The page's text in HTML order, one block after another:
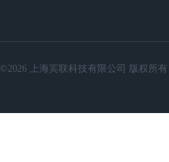
©2026 上海宾联科技有限公司 版权所有